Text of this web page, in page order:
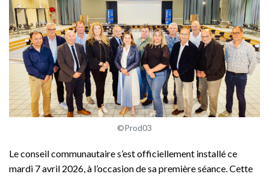
©Prod03
Le conseil communautaire s’est officiellement installé ce
mardi 7 avril 2026, à l’occasion de sa première séance. Cette